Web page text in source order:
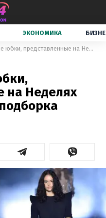
ЭКОНОМИКА
Самые лучшие юбки, представленные на Неделях моды: стильная подборка
на Неделях